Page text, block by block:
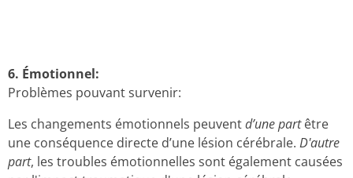
6. Émotionnel:
Problèmes pouvant survenir:
Les changements émotionnels peuventd’une partêtre
une conséquence directe d’une lésion cérébrale. D'autre
part, les troubles émotionnelles sont également causées